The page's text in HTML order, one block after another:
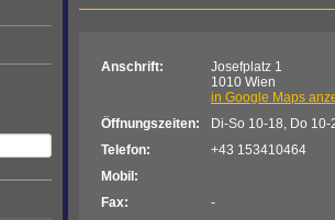
Anschrift:
Josefplatz 1
1010 Wien
in Google Maps
Öffnungszeiten:
Di-So 10-18, Do 10-
Telefon:
+43 153410464
Mobil:
Fax:
-